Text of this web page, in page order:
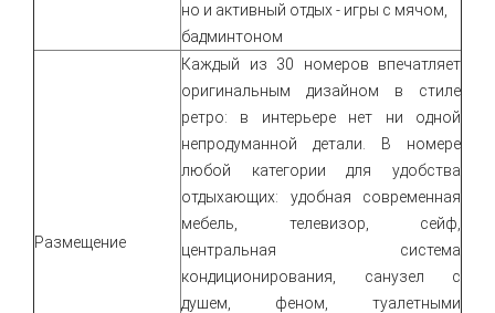
но и активный отдых - игры с мячом,
бадминтоном
Размещение
Каждый из 30 номеров впечатляет
оригинальным дизайном в стиле
ретро: в интерьере нет ни одной
непродуманной детали. В номере
любой категории для удобства
отдыхающих: удобная современная
мебель, телевизор, сейф,
центральная система
кондиционирования, санузел с
душем, феном, туалетными